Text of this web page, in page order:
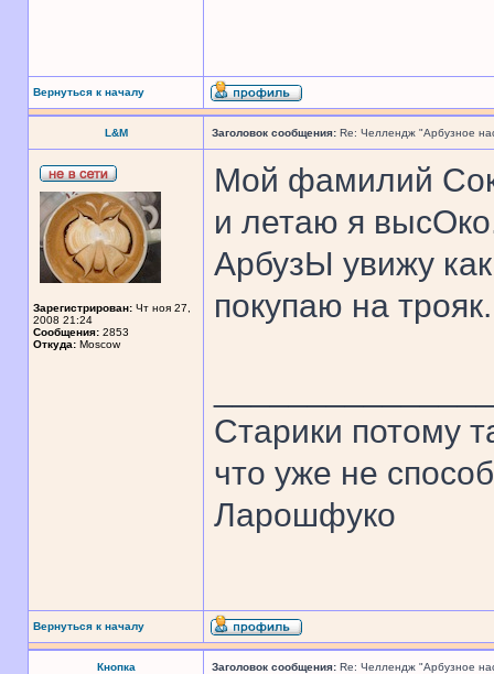
Вернуться к началу
L&M Заголовок сообщения: Re: Челлендж "Арбузное
Зарегистрирован: Чт ноя 27,
2008 21:24
Сообщения: 2853
Откуда: Moscow
Мой фамилий
и летаю я
АрбузЫ увижу
покупаю на трояк.
Старики потому
что уже не
Ларошфуко
Вернуться к началу
Кнопка Заголовок сообщения: Re: Челлендж "Арбузное